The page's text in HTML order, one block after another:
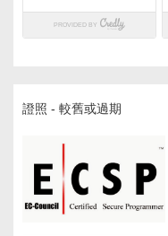
證照 - 較舊或過期